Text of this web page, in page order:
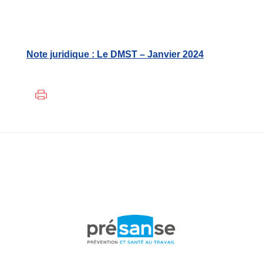
Note juridique : Le DMST – Janvier 2024